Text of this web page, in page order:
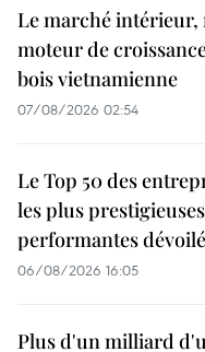
Le marché intérieur,
moteur de
bois vietnamienne
07/08/2026 02:54
Le Top 50 des
les plus
performantes dévoilé
06/08/2026 16:05
Plus d'un milliard